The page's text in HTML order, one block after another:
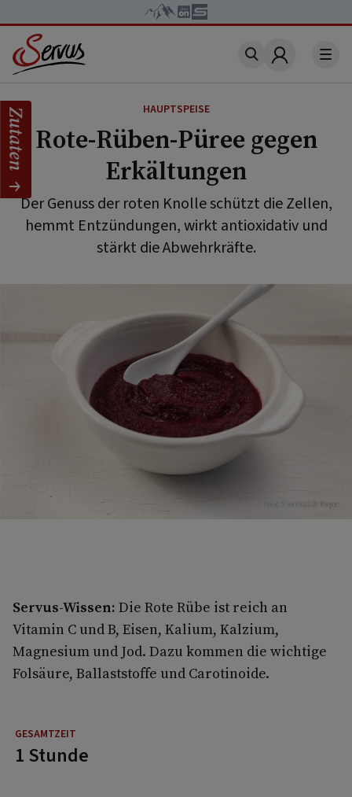
Account
HAUPTSPEISE
Rote-Rüben-Püree gegen
Erkältungen
Der Genuss der roten Knolle schützt die Zellen,
hemmt Entzündungen, wirkt antioxidativ und
stärkt die Abwehrkräfte.
Foto: Eisenhut & Mayer
Servus-Wissen: Die Rote Rübe ist reich an
Vitamin C und B, Eisen, Kalium, Kalzium,
Magnesium und Jod. Dazu kommen die wichtige
Folsäure, Ballaststoffe und Carotinoide.
1 Stunde
Zutaten